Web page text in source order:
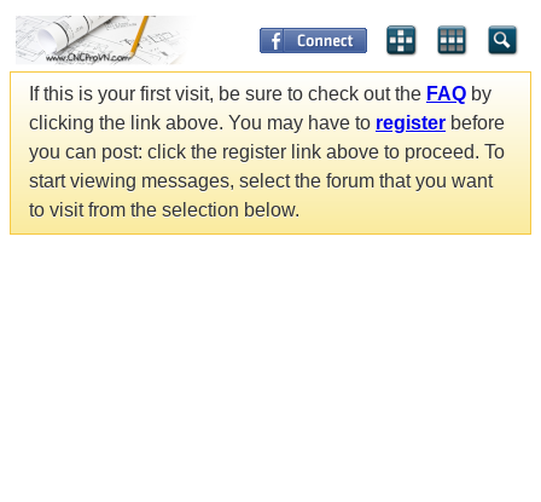
If this is your first visit, be sure to check out the FAQ by
clicking the link above. You may have to register before
you can post: click the register link above to proceed. To
start viewing messages, select the forum that you want
to visit from the selection below.